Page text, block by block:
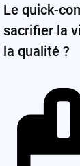
Le quick-
sacrifier la
la qualité ?